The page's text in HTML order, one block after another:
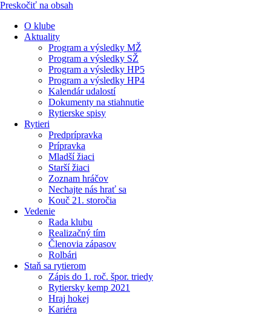
Preskočiť na obsah
O klube
Aktuality
Program a výsledky MŽ
Program a výsledky SŽ
Program a výsledky HP5
Program a výsledky HP4
Kalendár udalostí
Dokumenty na stiahnutie
Rytierske spisy
Rytieri
Predprípravka
Prípravka
Mladší žiaci
Starší žiaci
Zoznam hráčov
Nechajte nás hrať sa
Kouč 21. storočia
Vedenie
Rada klubu
Realizačný tím
Členovia zápasov
Rolbári
Staň sa rytierom
Zápis do 1. roč. špor. triedy
Rytiersky kemp 2021
Hraj hokej
Kariéra